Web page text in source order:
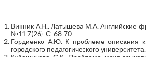
Винник А.Н., Латышева М.А. Английские
№11.7(26). С. 68-70.
Гордиенко А.Ю. К проблеме описания
городского педагогического